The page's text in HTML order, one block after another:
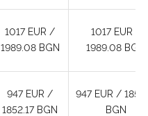
1017 EUR /
1989.08 BGN
1017 EUR /
1989.08 BGN
947 EUR /
1852.17 BGN
947 EUR /
BGN